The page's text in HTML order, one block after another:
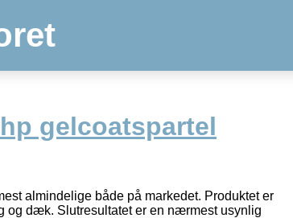
gelcoatspartel
almindelige både på markedet. Produktet er
og dæk. Slutresultatet er en nærmest usynlig